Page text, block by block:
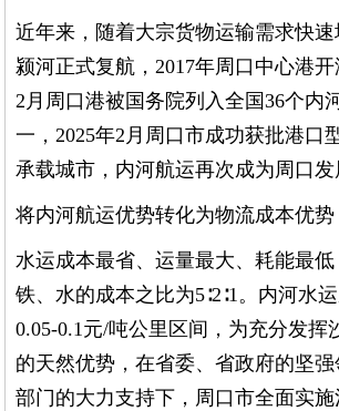
近年来，随着大宗货物运输需求快速
颍河正式复航，2017年周口中心港
2月周口港被国务院列入全国36个内
一，2025年2月周口市成功获批港口
承载城市，内河航运再次成为周口发
将内河航运优势转化为物流成本优势
水运成本最省、运量最大、耗能最低
铁、水的成本之比为5∶2∶1。内河水
0.05-0.1元/吨公里区间，为充分发挥
的天然优势，在省委、省政府的坚
部门的大力支持下，周口市全面实